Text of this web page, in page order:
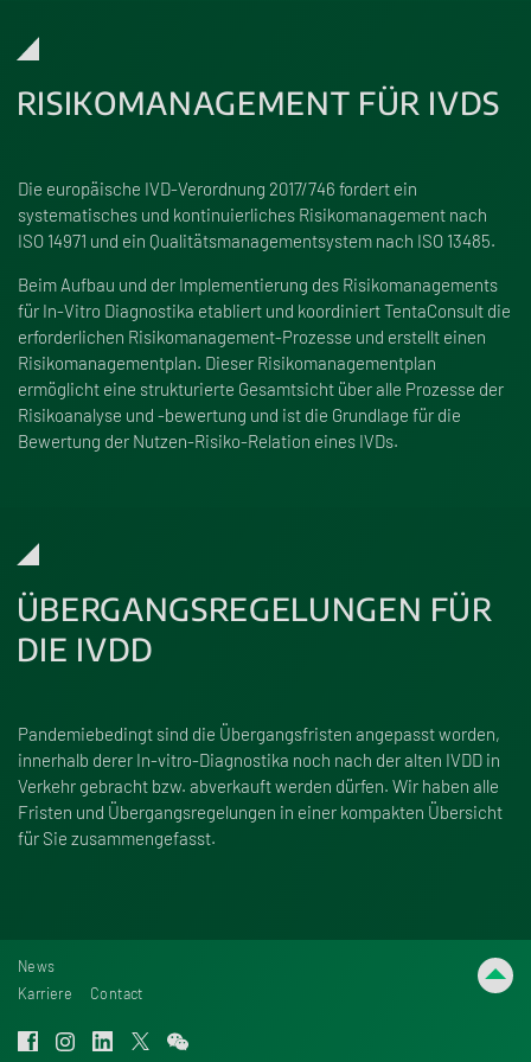
RISIKOMANAGEMENT FÜR IVDS
Die europäische IVD-Verordnung 2017/746 fordert ein
systematisches und kontinuierliches Risikomanagement nach
ISO 14971 und ein Qualitätsmanagementsystem nach ISO 13485.
Beim Aufbau und der Implementierung des Risikomanagements
für In-Vitro Diagnostika etabliert und koordiniert TentaConsult die
erforderlichen Risikomanagement-Prozesse und erstellt einen
Risikomanagementplan. Dieser Risikomanagementplan
ermöglicht eine strukturierte Gesamtsicht über alle Prozesse der
Risikoanalyse und -bewertung und ist die Grundlage für die
Bewertung der Nutzen-Risiko-Relation eines IVDs.
ÜBERGANGSREGELUNGEN FÜR
DIE IVDD
Pandemiebedingt sind die Übergangsfristen angepasst worden,
innerhalb derer In-vitro-Diagnostika noch nach der alten IVDD in
Verkehr gebracht bzw. abverkauft werden dürfen. Wir haben alle
Fristen und Übergangsregelungen in einer kompakten Übersicht
für Sie zusammengefasst.
News
Karriere
Contact